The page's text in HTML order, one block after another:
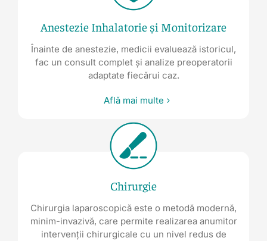
Anestezie Inhalatorie și Monitorizare
Înainte de anestezie, medicii evaluează istoricul,
fac un consult complet și analize preoperatorii
adaptate fiecărui caz.
Află mai multe
Chirurgie
Chirurgia laparoscopică este o metodă modernă,
minim-invazivă, care permite realizarea anumitor
intervenții chirurgicale cu un nivel redus de